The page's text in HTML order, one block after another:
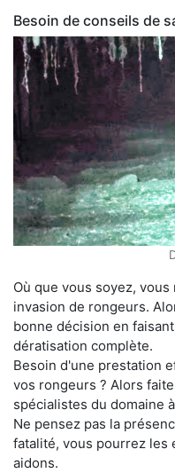
Besoin de conseils de
Où que vous soyez,
invasion de rongeurs.
bonne décision en
dératisation complète.
Besoin d'une prestation
vos rongeurs ? Alors
spécialistes du domaine
Ne pensez pas la
fatalité, vous pourrez les
aidons.